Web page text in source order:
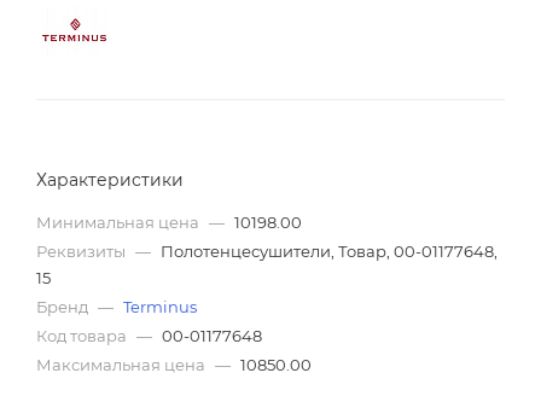
Характеристики
Минимальная цена — 10198.00
Реквизиты — Полотенцесушители, Товар, 00-01177648,
15
Бренд — Terminus
Код товара — 00-01177648
Максимальная цена — 10850.00